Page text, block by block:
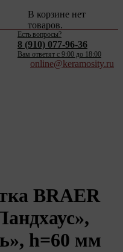
В корзине нет
товаров.
Есть вопросы?
8 (910) 077-96-36
Вам ответят c 9:00 до 18:00
online@keramosity.ru
BRAER
h=60 мм